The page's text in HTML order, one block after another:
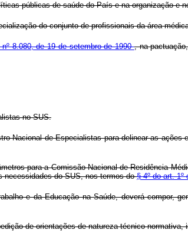
públicas de saúde do País e na organização e
do conjunto de profissionais da área
nº 8.080, de 19 de setembro de 1990, na
no SUS.
Nacional de Especialistas para delinear as
para a Comissão Nacional de Residência
necessidades do SUS, nos termos do§ 4º do art.
e da Educação na Saúde, deverá compor,
de orientações de natureza técnico-